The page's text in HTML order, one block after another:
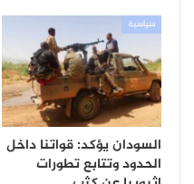
سياسية
السودان يؤكد: قواتنا داخل
الحدود وتتابع تطورات